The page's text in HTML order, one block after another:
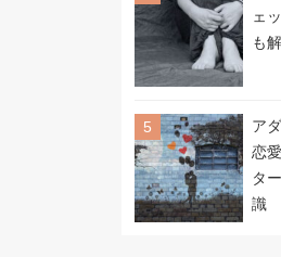
ェ
も
ア
恋
タ
識